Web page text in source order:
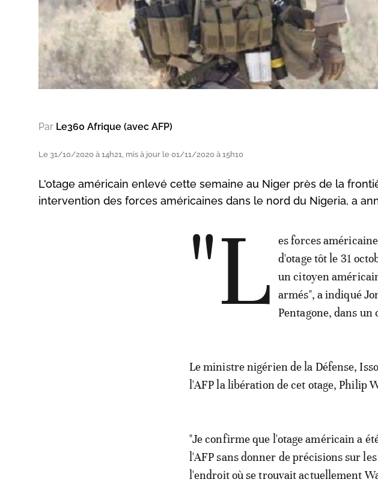
Par Le360 Afrique (avec AFP)
Le 31/10/2020 à 14h21, mis à jour le 01/11/2020 à 15h10
L'otage américain enlevé cette semaine au Niger près de la
intervention des forces américaines dans le nord du Nigeria, a
"L
es forces
d'otage tôt le 31
un citoyen
armés", a indiqué
Pentagone, dans
Le ministre nigérien de la Défense,
l'AFP la libération de cet otage, Philip
"Je confirme que l'otage américain a
l'AFP sans donner de précisions sur
l'endroit où se trouvait actuellement